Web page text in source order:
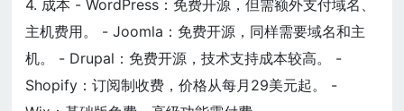
4. 成本 - WordPress：免费开源，但需额外支付域名、
主机费用。 - Joomla：免费开源，同样需要域名和主
机。 - Drupal：免费开源，技术支持成本较高。 -
Shopify：订阅制收费，价格从每月29美元起。 -